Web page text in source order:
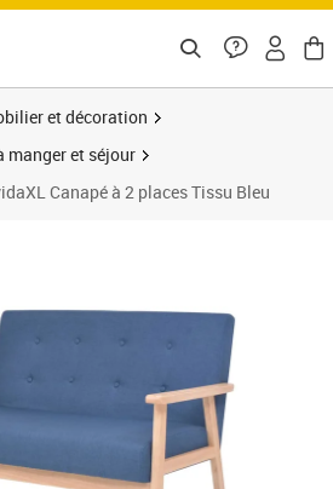
et décoration
manger et séjour
Canapé à 2 places Tissu Bleu